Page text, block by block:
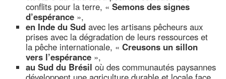
conflits pour la terre, « Semons des signes
d’espérance »,
en Inde du Sud avec les artisans pêcheurs aux
prises avec la dégradation de leurs ressources et
la pêche internationale, « Creusons un sillon
vers l’espérance »,
au Sud du Brésil où des communautés paysannes